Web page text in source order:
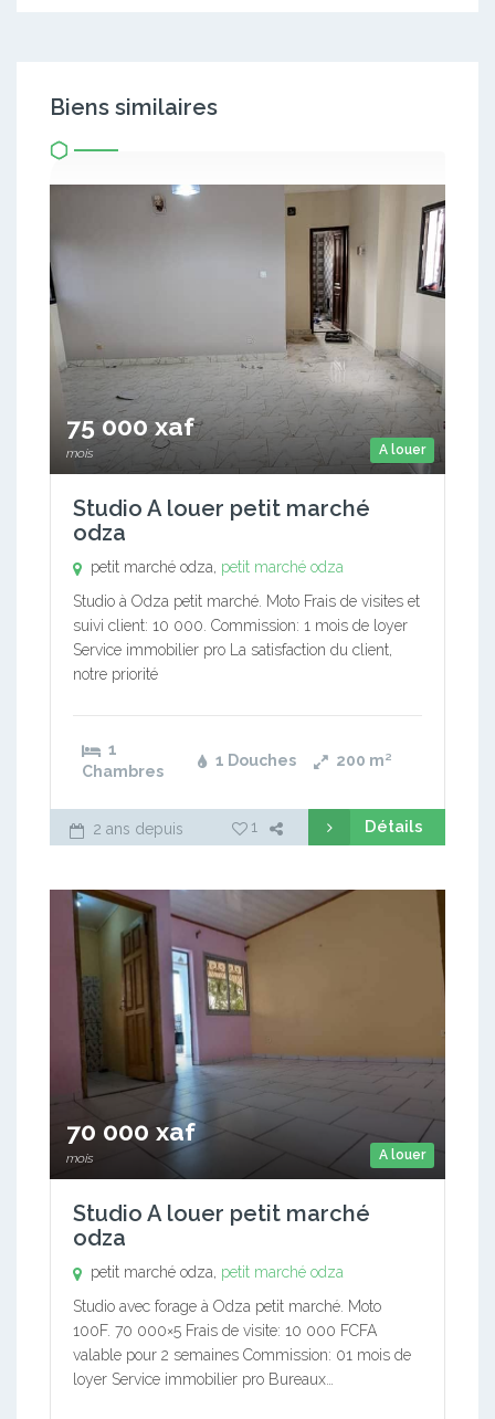
Biens similaires
A louer
75 000 xaf
mois
Studio A louer petit marché
odza
petit marché odza, petit marché odza
Studio à Odza petit marché. Moto Frais de visites et
suivi client: 10 000. Commission: 1 mois de loyer
Service immobilier pro La satisfaction du client,
notre priorité
1
Chambres
1 Douches 200 m²
2 ans depuis 1 Détails
A louer
70 000 xaf
mois
Studio A louer petit marché
odza
petit marché odza, petit marché odza
Studio avec forage à Odza petit marché. Moto
100F. 70 000×5 Frais de visite: 10 000 FCFA
valable pour 2 semaines Commission: 01 mois de
loyer Service immobilier pro Bureaux…